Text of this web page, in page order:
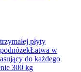
płyty
w
do każdego
300 kg